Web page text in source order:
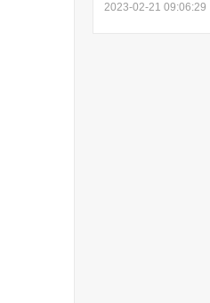
2023-02-21 09:06:29